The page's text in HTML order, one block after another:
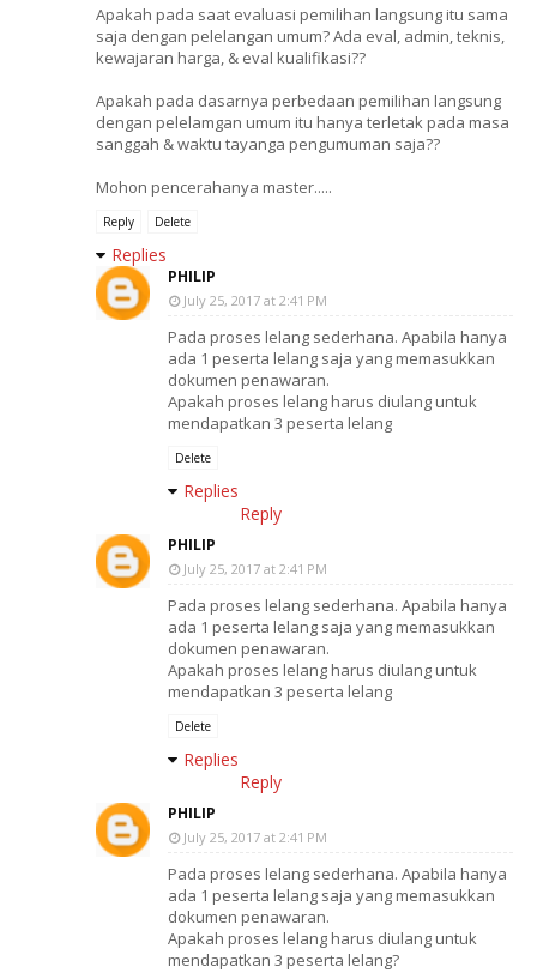
Apakah pada saat evaluasi pemilihan langsung itu sama
saja dengan pelelangan umum? Ada eval, admin, teknis,
kewajaran harga, & eval kualifikasi??
Apakah pada dasarnya perbedaan pemilihan langsung
dengan pelelamgan umum itu hanya terletak pada masa
sanggah & waktu tayanga pengumuman saja??
Mohon pencerahanya master.....
Reply Delete
Replies
PHILIP
July 25, 2017 at 2:41 PM
Pada proses lelang sederhana. Apabila hanya
ada 1 peserta lelang saja yang memasukkan
dokumen penawaran.
Apakah proses lelang harus diulang untuk
mendapatkan 3 peserta lelang
Delete
Replies
Reply
PHILIP
July 25, 2017 at 2:41 PM
Pada proses lelang sederhana. Apabila hanya
ada 1 peserta lelang saja yang memasukkan
dokumen penawaran.
Apakah proses lelang harus diulang untuk
mendapatkan 3 peserta lelang
Delete
Replies
Reply
PHILIP
July 25, 2017 at 2:41 PM
Pada proses lelang sederhana. Apabila hanya
ada 1 peserta lelang saja yang memasukkan
dokumen penawaran.
Apakah proses lelang harus diulang untuk
mendapatkan 3 peserta lelang?